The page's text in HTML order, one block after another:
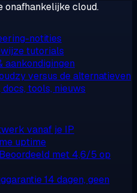
onafhankelijke cloud.
notities
tutorials
aankondigingen
versus de alternatieven
docs, tools, nieuws
vanaf je IP
uptime
Beoordeeld met 4,6/5 op
14 dagen, geen